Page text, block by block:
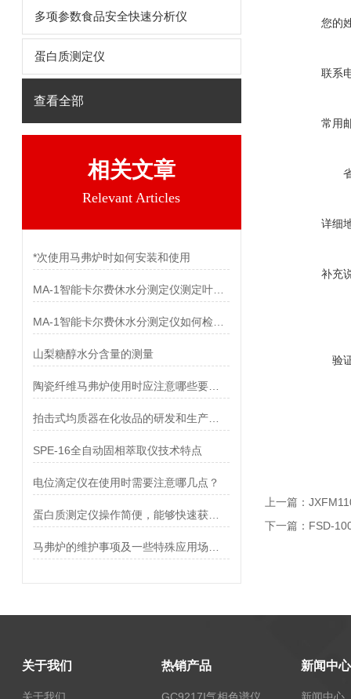
多项参数食品安全快速分析仪
蛋白质测定仪
查看全部
相关文章
Relevant Articles
*次使用马弗炉时如何安装和使用
山梨糖醇水分含量的测量
SPE-16全自动固相萃取仪技术特点
电位滴定仪在使用时需要注意哪几点？
您的
联系
常用
详细
补充
验
上一篇：
下一篇： FSD-
关于我们 热销产品 新闻中心